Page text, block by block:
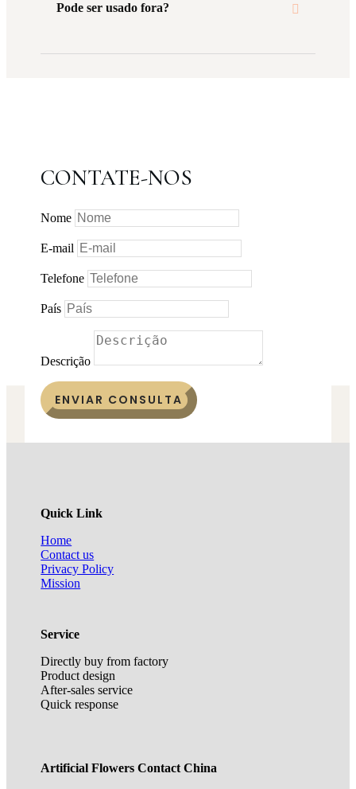
Pode ser usado fora?
CONTATE-NOS
Nome
E-mail
Telefone
País
Descrição
ENVIAR CONSULTA
Quick Link
Home
Contact us
Privacy Policy
Mission
Service
Directly buy from factory
Product design
After-sales service
Quick response
Artificial Flowers Contact China